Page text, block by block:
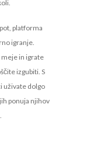
platforma
igranje.
meje in igrate
izgubiti. S
uživate dolgo
ponuja njihov